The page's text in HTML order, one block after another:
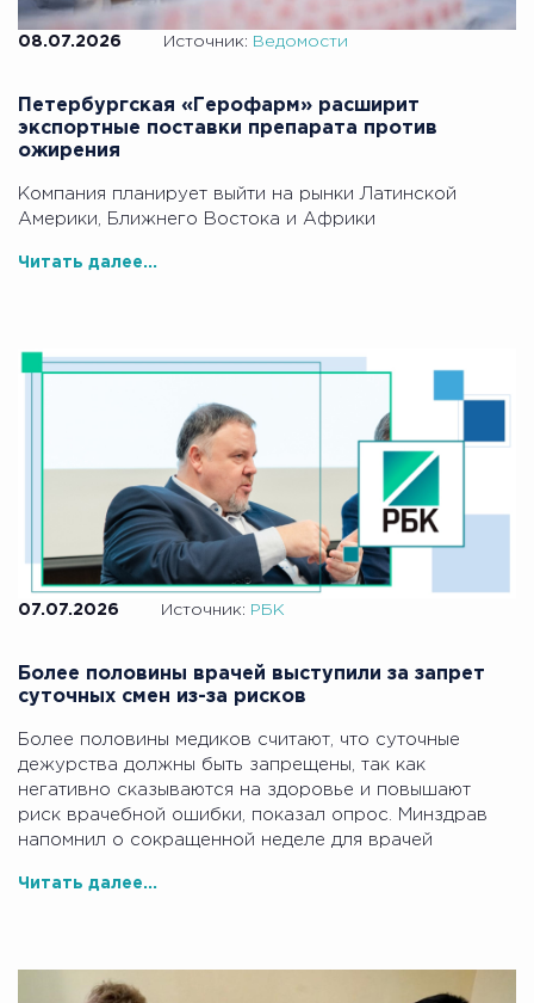
08.07.2026 Источник: Ведомости
Петербургская «Герофарм» расширит
экспортные поставки препарата против
ожирения
Компания планирует выйти на рынки Латинской
Америки, Ближнего Востока и Африки
Читать далее...
07.07.2026 Источник: РБК
Более половины врачей выступили за запрет
суточных смен из-за рисков
Более половины медиков считают, что суточные
дежурства должны быть запрещены, так как
негативно сказываются на здоровье и повышают
риск врачебной ошибки, показал опрос. Минздрав
напомнил о сокращенной неделе для врачей
Читать далее...